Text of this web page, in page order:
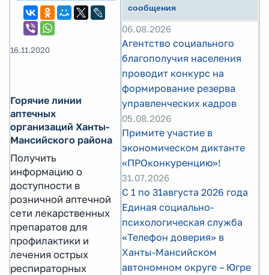
16.11.2020
Горячие линии
аптечных
организаций Ханты-
Мансийского района
Получить
информацию о
доступности в
розничной аптечной
сети лекарственных
препаратов для
профилактики и
лечения острых
респираторных
сообщения
06.08.2026
Агентство социального
благополучия населения
проводит конкурс на
формирование резерва
управленческих кадров
05.08.2026
Примите участие в
экономическом диктанте
«ПРОконкуренцию»!
31.07.2026
С 1 по 31августа 2026 года
Единая социально-
психологическая служба
«Телефон доверия» в
Ханты-Мансийском
автономном округе – Югре